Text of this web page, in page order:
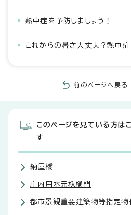
熱中症を予防しましょう！
これからの暑さ大丈夫？熱中症
前のページへ戻る
このページを見ている方は
す
納屋橋
庄内用水元杁樋門
都市景観重要建築物等指定物